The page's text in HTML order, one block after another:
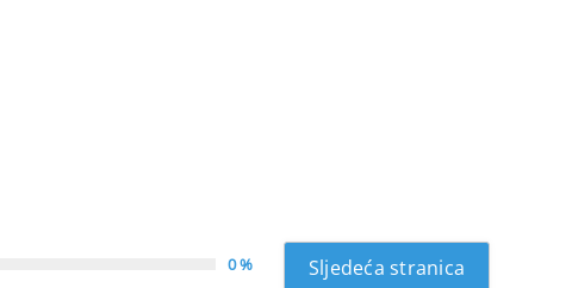
0 % Sljedeća stranica